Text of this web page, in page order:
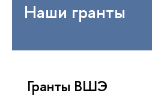
Наши гранты
Гранты ВШЭ